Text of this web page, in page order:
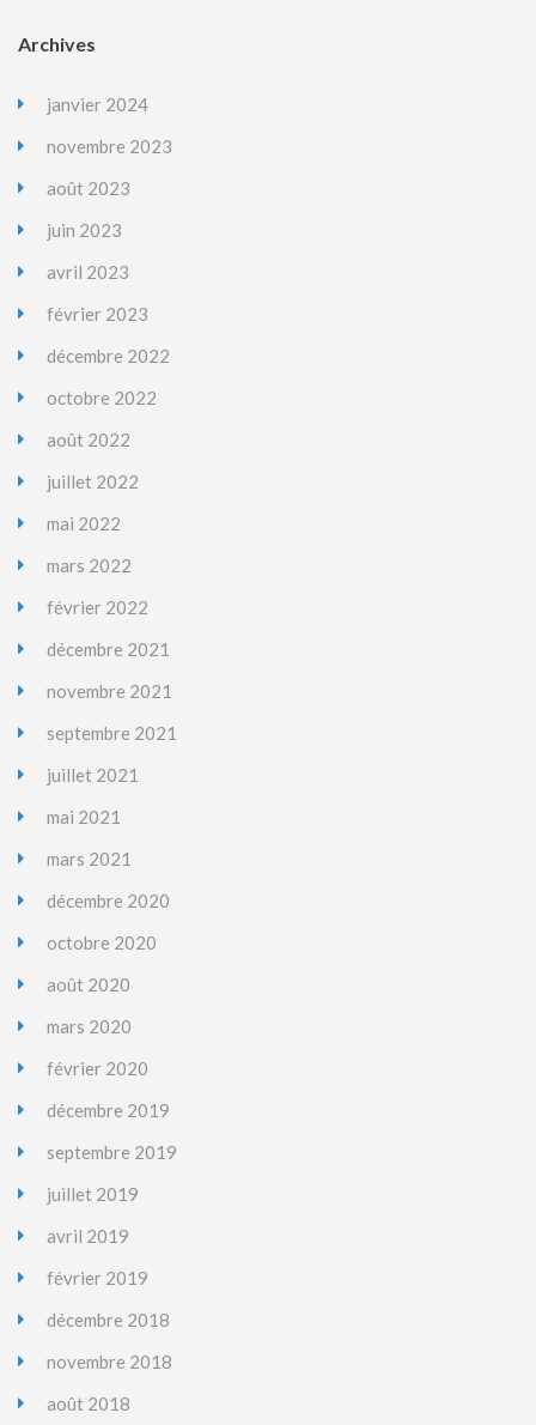
Archives
janvier 2024
novembre 2023
août 2023
juin 2023
avril 2023
février 2023
décembre 2022
octobre 2022
août 2022
juillet 2022
mai 2022
mars 2022
février 2022
décembre 2021
novembre 2021
septembre 2021
juillet 2021
mai 2021
mars 2021
décembre 2020
octobre 2020
août 2020
mars 2020
février 2020
décembre 2019
septembre 2019
juillet 2019
avril 2019
février 2019
décembre 2018
novembre 2018
août 2018